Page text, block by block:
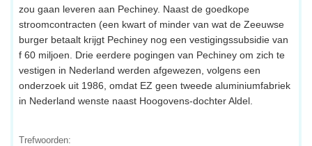
zou gaan leveren aan Pechiney. Naast de goedkope
stroomcontracten (een kwart of minder van wat de Zeeuwse
burger betaalt krijgt Pechiney nog een vestigingssubsidie van
f 60 miljoen. Drie eerdere pogingen van Pechiney om zich te
vestigen in Nederland werden afgewezen, volgens een
onderzoek uit 1986, omdat EZ geen tweede aluminiumfabriek
in Nederland wenste naast Hoogovens-dochter Aldel.
Trefwoorden: